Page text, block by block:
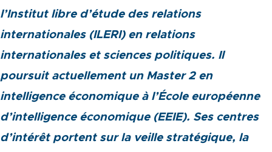
l’Institut libre d’étude des relations
internationales (ILERI) en relations
internationales et sciences politiques. Il
poursuit actuellement un Master 2 en
intelligence économique à l’École européenne
d’intelligence économique (EEIE). Ses centres
d’intérêt portent sur la veille stratégique, la